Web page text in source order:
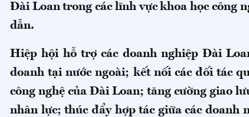
Đài Loan trong các lĩnh vực khoa học công
dẫn.
Hiệp hội hỗ trợ các doanh nghiệp Đài
doanh tại nước ngoài; kết nối các đối tác
công nghệ của Đài Loan; tăng cường giao
nhân lực; thúc đẩy hợp tác giữa các doanh